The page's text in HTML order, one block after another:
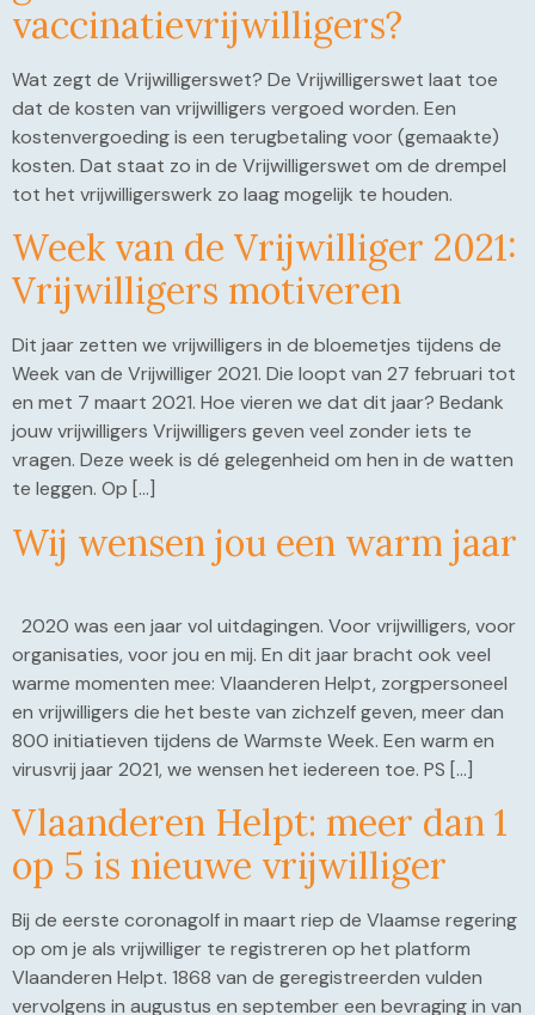
vaccinatievrijwilligers?
Wat zegt de Vrijwilligerswet? De Vrijwilligerswet laat toe
dat de kosten van vrijwilligers vergoed worden. Een
kostenvergoeding is een terugbetaling voor (gemaakte)
kosten. Dat staat zo in de Vrijwilligerswet om de drempel
tot het vrijwilligerswerk zo laag mogelijk te houden.
Week van de Vrijwilliger 2021:
Vrijwilligers motiveren
Dit jaar zetten we vrijwilligers in de bloemetjes tijdens de
Week van de Vrijwilliger 2021. Die loopt van 27 februari tot
en met 7 maart 2021. Hoe vieren we dat dit jaar? Bedank
jouw vrijwilligers Vrijwilligers geven veel zonder iets te
vragen. Deze week is dé gelegenheid om hen in de watten
te leggen. Op […]
Wij wensen jou een warm jaar
2020 was een jaar vol uitdagingen. Voor vrijwilligers, voor
organisaties, voor jou en mij. En dit jaar bracht ook veel
warme momenten mee: Vlaanderen Helpt, zorgpersoneel
en vrijwilligers die het beste van zichzelf geven, meer dan
800 initiatieven tijdens de Warmste Week. Een warm en
virusvrij jaar 2021, we wensen het iedereen toe. PS […]
Vlaanderen Helpt: meer dan 1
op 5 is nieuwe vrijwilliger
Bij de eerste coronagolf in maart riep de Vlaamse regering
op om je als vrijwilliger te registreren op het platform
Vlaanderen Helpt. 1868 van de geregistreerden vulden
vervolgens in augustus en september een bevraging in van